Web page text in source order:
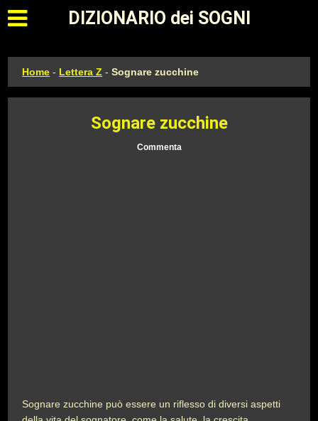
Apri il menu principale
DIZIONARIO dei SOGNI
Home - Lettera Z -Sognare zucchine
Sognare zucchine
Commenta
Sognare zucchine può essere un riflesso di diversi aspetti